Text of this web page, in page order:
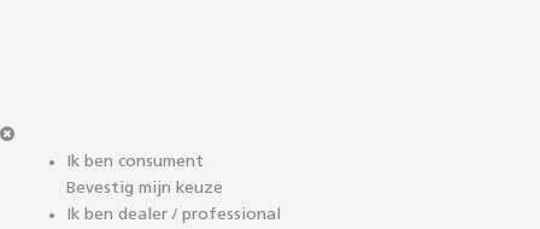
Ik ben consument
Bevestig mijn keuze
Ik ben dealer / professional